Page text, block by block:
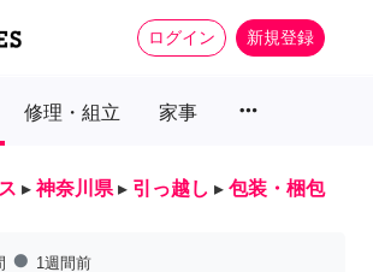
ログイン 新規登録
修理・組立 家事 more_horiz
▸ 神奈川県 ▸ 引っ越し ▸ 包装・梱包
fiber_manual_record 1週間前